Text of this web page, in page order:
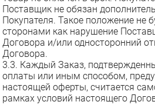
Поставщик не обязан
Покупателя. Такое положение не
сторонами как нарушение
Договора и/или односторонний
Договора.
3.3. Каждый Заказ,
оплаты или иным способом,
настоящей оферты, считается
рамках условий настоящего